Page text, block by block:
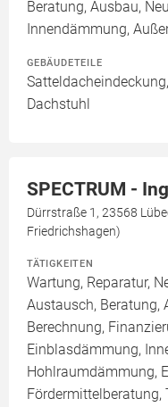
Beratung, Ausbau,
Innendämmung,
GEBÄUDETEILE
Dachstuhl
SPECTRUM -
Dürrstraße 1, 23568
Friedrichshagen)
TÄTIGKEITEN
Wartung, Reparatur,
Austausch, Beratung,
Berechnung,
Einblasdämmung,
Hohlraumdämmung,